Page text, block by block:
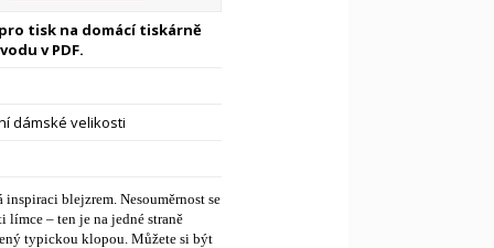
tisk na domácí tiskárně
v PDF.
dámské velikosti
inspiraci blejzrem. Nesouměrnost se
límce – ten je na jedné straně
typickou klopou. Můžete si být